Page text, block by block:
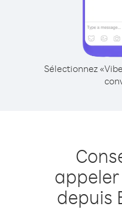
Sélectionnez
appeler
depuis